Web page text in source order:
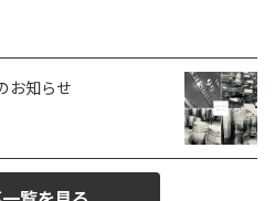
お知らせ